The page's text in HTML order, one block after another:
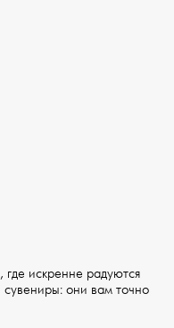
искренне радуются
сувениры: они вам точно